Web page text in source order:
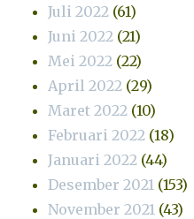
Juli 2022 (61)
Juni 2022 (21)
Mei 2022 (22)
April 2022 (29)
Maret 2022 (10)
Februari 2022 (18)
Januari 2022 (44)
Desember 2021 (153)
November 2021 (43)